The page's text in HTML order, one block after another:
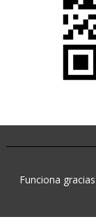
Funciona